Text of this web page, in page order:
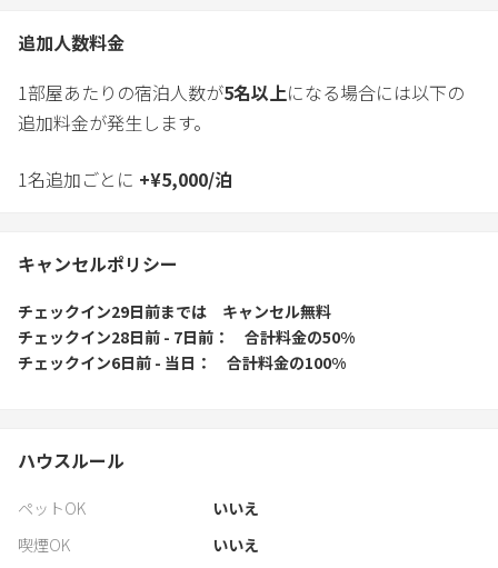
追加人数料金
1部屋あたりの宿泊人数が5名以上になる場合には以下の
追加料金が発生します。
1名追加ごとに +¥5,000/泊
キャンセルポリシー
チェックイン29日前までは
キャンセル無料
チェックイン28日前 - 7日前
合計料金の50%
チェックイン6日前 - 当日
合計料金の100%
ハウスルール
ペットOK
いいえ
喫煙OK
いいえ